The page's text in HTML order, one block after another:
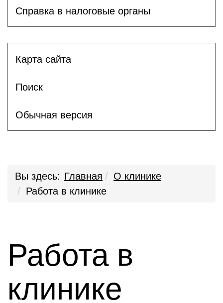
Справка в налоговые органы
Карта сайта
Поиск
Обычная версия
Вы здесь: Главная
О клинике
Работа в клинике
Работа в
клинике